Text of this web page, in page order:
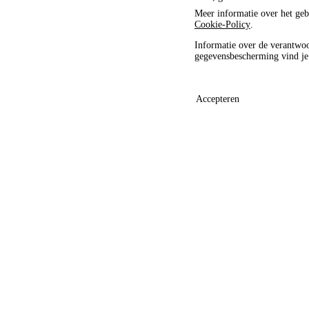
Meer informatie over het
Cookie-Policy.
Informatie over de
gegevensbescherming vind
Accepteren